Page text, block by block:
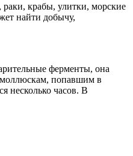
крабы, улитки, морские
найти добычу,
ферменты, она
моллюскам, попавшим в
несколько часов. В